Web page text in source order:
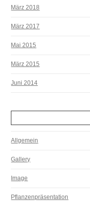
März 2018
März 2017
Mai 2015
März 2015
Juni 2014
Allgemein
Gallery
Image
Pflanzenpräsentation